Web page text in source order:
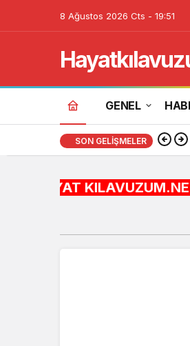
8 Ağustos 2026 Cts - 19:51
GENEL
SON GELIŞMELER
KILAVUZUM.NET